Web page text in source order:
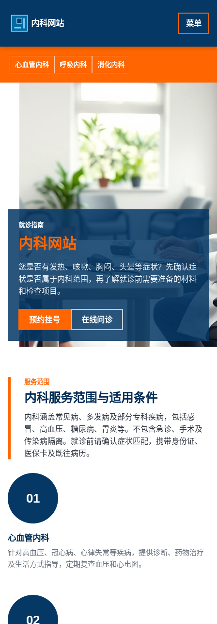
内科网站 菜单
心血管内科 呼吸内科 消化内科
就诊指南
内科网站
您是否有发热、咳嗽、胸闷、头晕等症状？先确认症
状是否属于内科范围，再了解就诊前需要准备的材料
和检查项目。
预约挂号 在线问诊
服务范围
内科服务范围与适用条件
内科涵盖常见病、多发病及部分专科疾病，包括感
冒、高血压、糖尿病、胃炎等。不包含急诊、手术及
传染病隔离。就诊前请确认症状匹配，携带身份证、
医保卡及既往病历。
01
心血管内科
针对高血压、冠心病、心律失常等疾病，提供诊断、药物治疗
及生活方式指导，定期复查血压和心电图。
02